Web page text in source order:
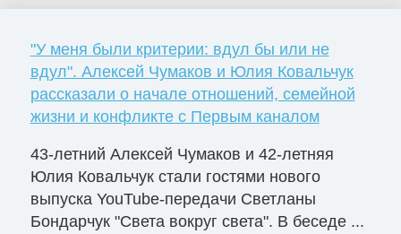
"У меня были критерии: вдул бы или не
вдул". Алексей Чумаков и Юлия Ковальчук
рассказали о начале отношений, семейной
жизни и конфликте с Первым каналом
43-летний Алексей Чумаков и 42-летняя
Юлия Ковальчук стали гостями нового
выпуска YouTube-передачи Светланы
Бондарчук "Света вокруг света". В беседе ...